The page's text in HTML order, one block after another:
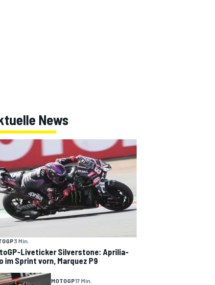
News
3 Min.
Liveticker Silverstone: Aprilia-
im Sprint vorn, Marquez P9
MOTOGP17 Min.